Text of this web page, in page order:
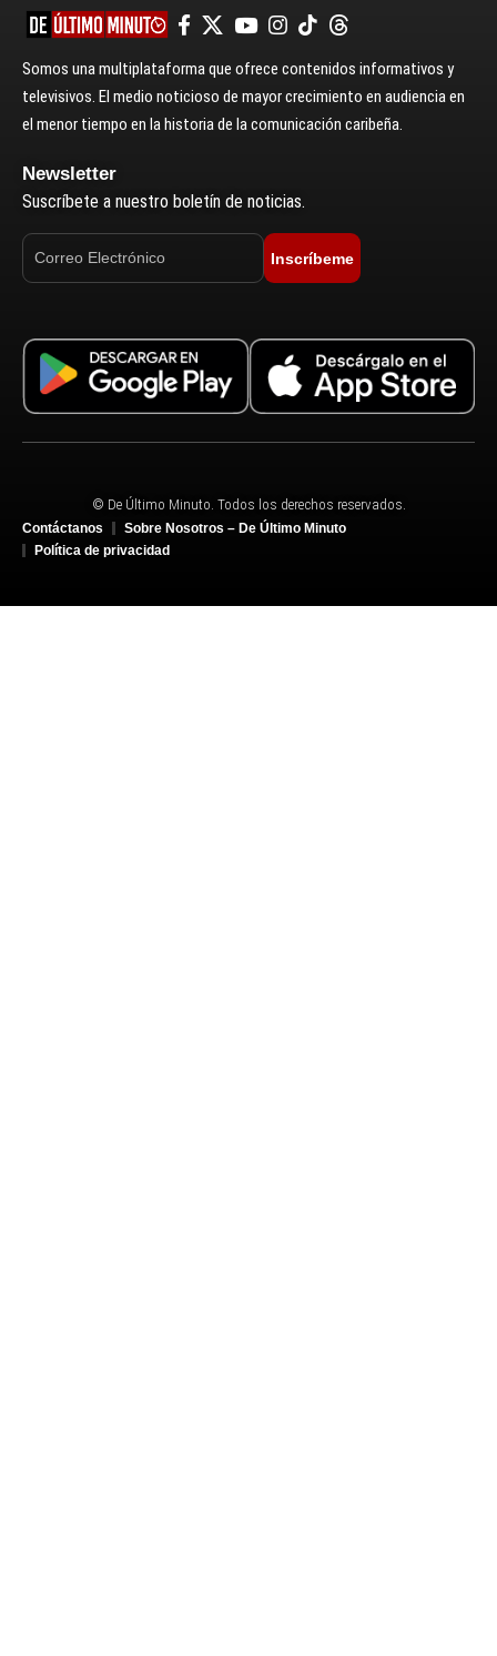
Somos una multiplataforma que ofrece contenidos informativos y
televisivos. El medio noticioso de mayor crecimiento en audiencia en
el menor tiempo en la historia de la comunicación caribeña.
Newsletter
Suscríbete a nuestro boletín de noticias.
Inscríbeme
© De Último Minuto. Todos los derechos reservados.
Contáctanos
Sobre Nosotros – De Último Minuto
Política de privacidad